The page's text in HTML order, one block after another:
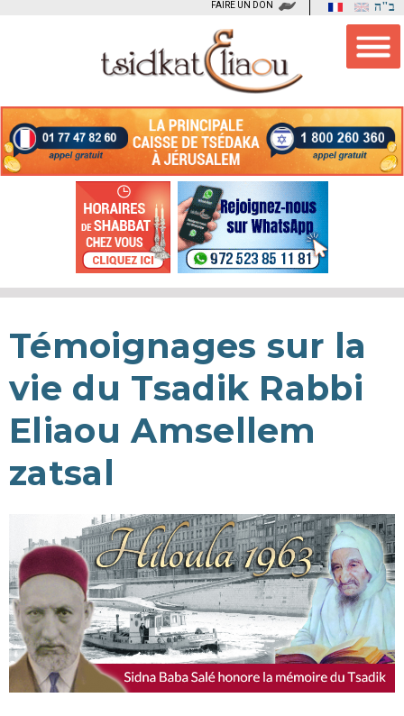
ב"ה FAIRE UN DON
Témoignages sur la
vie du Tsadik Rabbi
Eliaou Amsellem
zatsal